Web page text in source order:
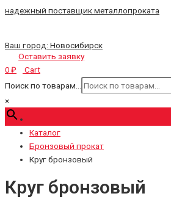
надежный поставщик металлопроката
Ваш город: Новосибирск
Оставить заявку
0 ₽
Cart
Поиск по товарам...
×
Каталог
Бронзовый прокат
Круг бронзовый
Круг бронзовый